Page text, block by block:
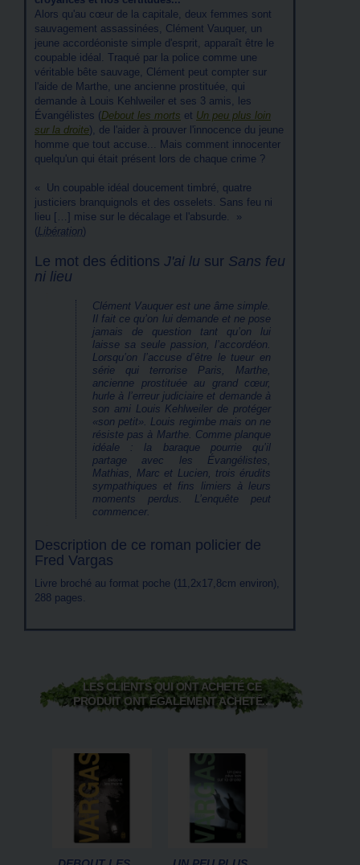
Alors qu'au cœur de la capitale, deux femmes sont
sauvagement assassinées, Clément Vauquer, un
jeune accordéoniste simple d'esprit, apparaît être le
coupable idéal. Traqué par la police comme une
véritable bête sauvage, Clément peut compter sur
l'aide de Marthe, une ancienne prostituée, qui
demande à Louis Kehlweiler et ses 3 amis, les
Évangélistes (Debout les morts et Un peu plus loin
sur la droite), de l'aider à prouver l'innocence du jeune
homme que tout accuse... Mais comment innocenter
quelqu'un qui était présent lors de chaque crime ?
Un coupable idéal doucement timbré, quatre
justiciers branquignols et des osselets. Sans feu ni
lieu […] mise sur le décalage et l'absurde.
(Libération)
Le mot des éditions J'ai lu sur Sans feu
ni lieu
Clément Vauquer est une âme simple.
Il fait ce qu’on lui demande et ne pose
jamais de question tant qu’on lui
laisse sa seule passion, l’accordéon.
Lorsqu’on l’accuse d’être le tueur en
série qui terrorise Paris, Marthe,
ancienne prostituée au grand cœur,
hurle à l’erreur judiciaire et demande à
son ami Louis Kehlweiler de protéger
«son petit». Louis regimbe mais on ne
résiste pas à Marthe. Comme planque
idéale : la baraque pourrie qu’il
partage avec les Évangélistes,
Mathias, Marc et Lucien, trois érudits
sympathiques et fins limiers à leurs
moments perdus. L’enquête peut
commencer.
Description de ce roman policier de
Fred Vargas
Livre broché au format poche (11,2x17,8cm environ),
288 pages.
LES CLIENTS QUI ONT ACHETÉ CE
PRODUIT ONT ÉGALEMENT ACHETÉ...